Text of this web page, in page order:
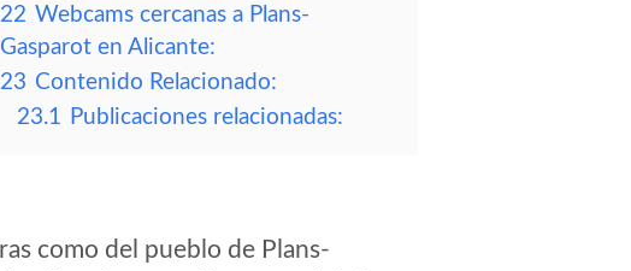
22 Webcams cercanas a Plans-
Gasparot en Alicante:
23 Contenido Relacionado:
23.1 Publicaciones relacionadas:
como del pueblo de Plans-